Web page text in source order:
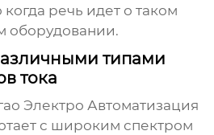
речь идет о таком
оборудовании.
типами
тока
Электро Автоматизация
с широким спектром